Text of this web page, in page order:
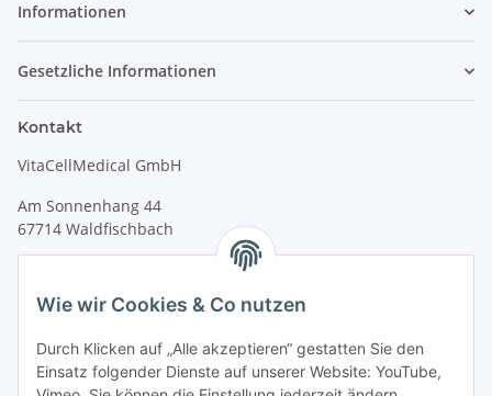
Wie wir Cookies & Co nutzen
Durch Klicken auf „Alle akzeptieren“ gestatten Sie den
Einsatz folgender Dienste auf unserer Website: YouTube,
Informationen
Gesetzliche Informationen
Kontakt
VitaCellMedical GmbH
Am Sonnenhang 44
67714 Waldfischbach
Fax+49 6333 99090 33
info@vitacellmedical.com